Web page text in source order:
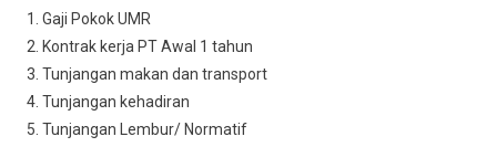
Gaji Pokok UMR
Kontrak kerja PT Awal 1 tahun
Tunjangan makan dan transport
Tunjangan kehadiran
Tunjangan Lembur/ Normatif